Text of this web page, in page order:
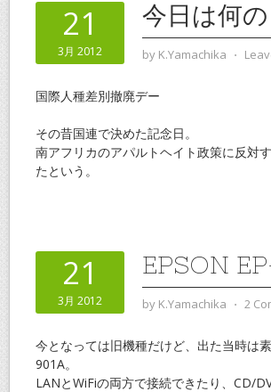
21
3月 2012
今日は何の
by K.Yamachika ⋅
国際人種差別撤廃デー
その昔国連で決めた記念日。
南アフリカのアパルトヘイト政策に反対
たという。
21
3月 2012
EPSON
by K.Yamachika ⋅ 2
今となっては旧機種だけど、出た当時は
901A。
LANとWiFiの両方で接続できたり、CD/